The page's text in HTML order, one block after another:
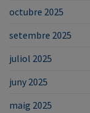
octubre 2025
setembre 2025
juliol 2025
juny 2025
maig 2025